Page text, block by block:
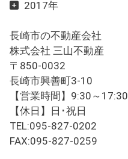
2017年
長崎市の不動産会社
株式会社 三山不動産
〒850-0032
長崎市興善町3-10
【営業時間】9:30～17:30
【休日】日･祝日
TEL:095-827-0202
FAX:095-827-0259